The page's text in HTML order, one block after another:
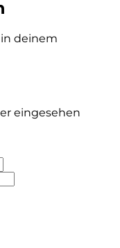
deinem
eingesehen